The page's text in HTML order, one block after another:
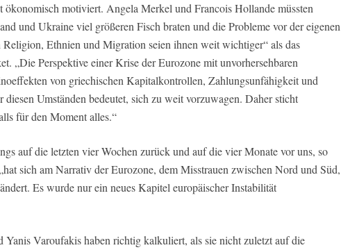
ökonomisch motiviert. Angela Merkel und Francois Hollande müssten
und Ukraine viel größeren Fisch braten und die Probleme vor der eigenen
Ethnien und Migration seien ihnen weit wichtiger“ als das
„Die Perspektive einer Krise der Eurozone mit unvorhersehbaren
von griechischen Kapitalkontrollen, Zahlungsunfähigkeit und
diesen Umständen bedeutet, sich zu weit vorzuwagen. Daher sticht
für den Moment alles.“
auf die letzten vier Wochen zurück und auf die vier Monate vor uns, so
sich am Narrativ der Eurozone, dem Misstrauen zwischen Nord und Süd,
Es wurde nur ein neues Kapitel europäischer Instabilität
Yanis Varoufakis haben richtig kalkuliert, als sie nicht zuletzt auf die